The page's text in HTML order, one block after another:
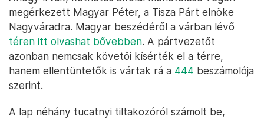
megérkezett Magyar Péter, a Tisza Párt elnöke
Nagyváradra. Magyar beszédéről a várban lévő
téren itt olvashat bővebben. A pártvezetőt
azonban nemcsak követői kísérték el a térre,
hanem ellentüntetők is vártak rá a 444 beszámolója
szerint.
A lap néhány tucatnyi tiltakozóról számolt be,